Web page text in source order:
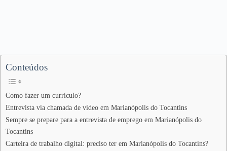
Conteúdos
Como fazer um currículo?
Entrevista via chamada de vídeo em Marianópolis do Tocantins
Sempre se prepare para a entrevista de emprego em Marianópolis do
Tocantins
Carteira de trabalho digital: preciso ter em Marianópolis do Tocantins?